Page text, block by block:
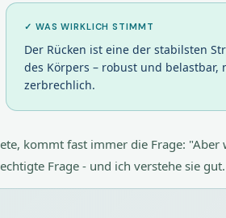
✓ WAS WIRKLICH STIMMT
Der Rücken ist eine der stabilsten
des Körpers – robust und belastbar,
zerbrechlich.
kommt fast immer die Frage: "Aber
Frage - und ich verstehe sie gut.